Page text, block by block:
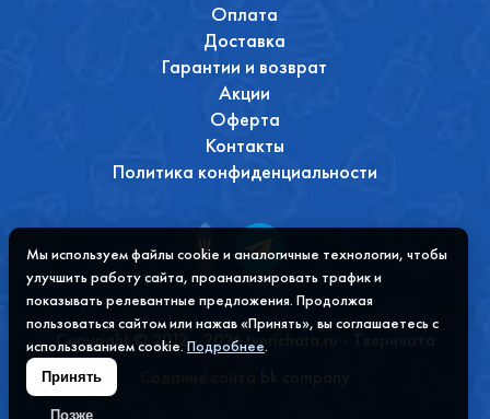
Оплата
Доставка
Гарантии и возврат
Акции
Оферта
Контакты
Политика конфиденциальности
Copyright © 2012 - 2026 tverichata.ru - Тверичата
Мы используем файлы cookie и аналогичные технологии, чтобы
улучшить работу сайта, проанализировать трафик и
показывать релевантные предложения. Продолжая
пользоваться сайтом или нажав «Принять», вы соглашаетесь с
использованием cookie. Подробнее.
Принять
Позже